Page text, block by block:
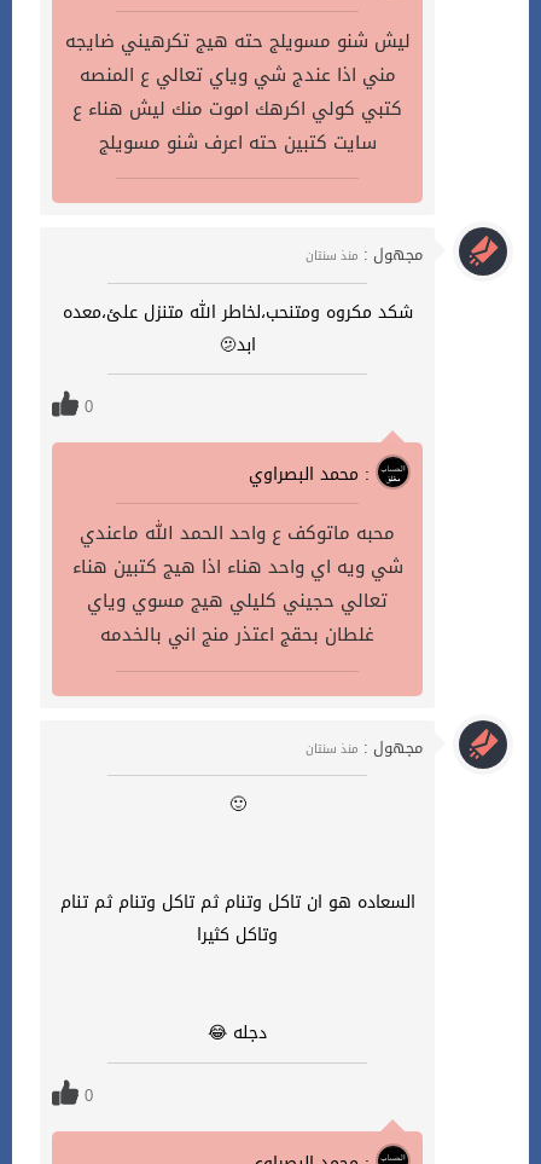
ليش شنو مسويلج حته هيج تكرهيني ضايجه
مني اذا عندج شي وياي تعالي ع المنصه
كتبي كولي اكرهك اموت منك ليش هناء ع
سايت كتبين حته اعرف شنو مسويلج
مجهول : منذ سنتان
شكد مكروه ومتنحب،لخاطر الله متنزل علئ،معده
ابد🫤
0
محمد البصراوي :
محبه ماتوكف ع واحد الحمد الله ماعندي
شي ويه اي واحد هناء اذا هيج كتبين هناء
تعالي حجيني كليلي هيج مسوي وياي
غلطان بحقج اعتذر منج اني بالخدمه
مجهول : منذ سنتان
🙂
السعاده هو ان تاكل وتنام ثم تاكل وتنام ثم تنام
وتاكل كثيرا
دجله 😂
0